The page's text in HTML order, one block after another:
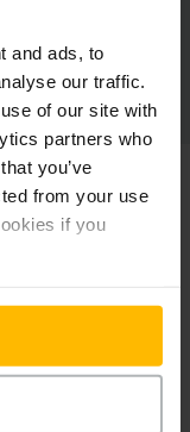
and ads, to
our traffic.
of our site with
partners who
you’ve
from your use
if you
PACKAGING
von